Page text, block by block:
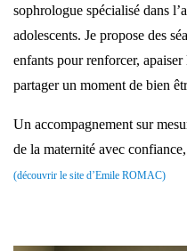
sophrologue spécialisé dans
adolescents. Je propose des
enfants pour renforcer,
partager un moment de bien
Un accompagnement sur
de la maternité avec
(découvrir le site d’Emile ROMAC)